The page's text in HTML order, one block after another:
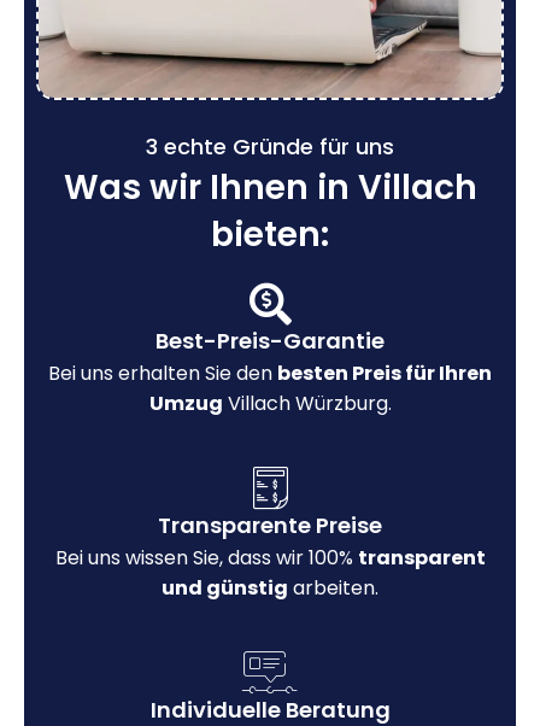
3 echte Gründe für uns
Was wir Ihnen in Villach
bieten:
Best-Preis-Garantie
Bei uns erhalten Sie den besten Preis für Ihren
Umzug Villach Würzburg.
Transparente Preise
Bei uns wissen Sie, dass wir 100% transparent
und günstig arbeiten.
Individuelle Beratung